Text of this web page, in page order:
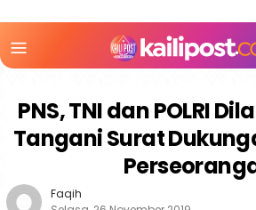
Mobile
PNS, TNI dan POLRI
Tangani Surat
Faqih